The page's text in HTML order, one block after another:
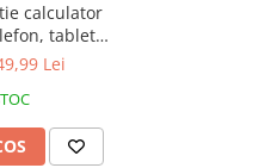
calculator
tableta,
Anti-
Negru
Lei